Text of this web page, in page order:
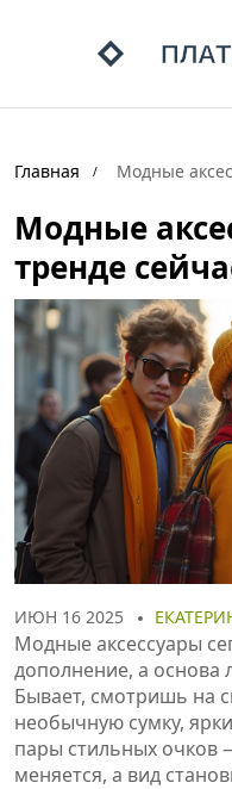
Главная Модные
Модные
тренде
ИЮН 16 2025
Модные аксессуары
дополнение, а основа
Бывает, смотришь на
необычную сумку,
пары стильных очков
меняется, а вид